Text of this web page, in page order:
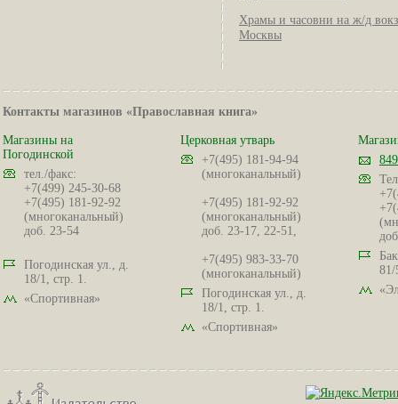
Храмы и часовни на ж/д
Москвы
Контакты магазинов «Православная книга»
Магазины на
Погодинской
тел./факс:
+7(499) 245-30-68
+7(495) 181-92-92
(многоканальный)
доб. 23-54
Погодинская ул., д.
18/1, стр. 1.
«Спортивная»
Церковная утварь
+7(495) 181-94-94
(многоканальный)
+7(495) 181-92-92
(многоканальный)
доб. 23-17, 22-51,
+7(495) 983-33-70
(многоканальный)
Погодинская ул., д.
18/1, стр. 1.
«Спортивная»
81/